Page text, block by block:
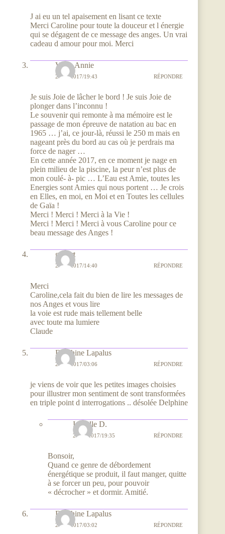
J ai eu un tel apaisement en lisant ce texte
Merci Caroline pour toute la douceur et l énergie
qui se dégagent de ce message des anges. Un vrai
cadeau d amour pour moi. Merci
Viton Annie
21/08/2017/19:43 RÉPONDRE
Je suis Joie de lâcher le bord ! Je suis Joie de
plonger dans l’inconnu !
Le souvenir qui remonte à ma mémoire est le
passage de mon épreuve de natation au bac en
1965 … j’ai, ce jour-là, réussi le 250 m mais en
nageant près du bord au cas où je perdrais ma
force de nager …
En cette année 2017, en ce moment je nage en
plein milieu de la piscine, la peur n’est plus de
mon coulé- à- pic … L’Eau est Amie, toutes les
Energies sont Amies qui nous portent … Je crois
en Elles, en moi, en Moi et en Toutes les cellules
de Gaïa !
Merci ! Merci ! Merci à la Vie !
Merci ! Merci ! Merci à vous Caroline pour ce
beau message des Anges !
gilbert
21/08/2017/14:40 RÉPONDRE
Merci
Caroline,cela fait du bien de lire les messages de
nos Anges et vous lire
la voie est rude mais tellement belle
avec toute ma lumiere
Claude
Delphine Lapalus
20/08/2017/03:06 RÉPONDRE
je viens de voir que les petites images choisies
pour illustrer mon sentiment de sont transformées
en triple point d interrogations .. désolée Delphine
Isabelle D.
20/08/2017/19:35 RÉPONDRE
Bonsoir,
Quand ce genre de débordement
énergétique se produit, il faut manger, quitte
à se forcer un peu, pour pouvoir
« décrocher » et dormir. Amitié.
Delphine Lapalus
20/08/2017/03:02 RÉPONDRE